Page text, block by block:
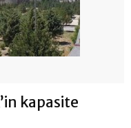
kapasite